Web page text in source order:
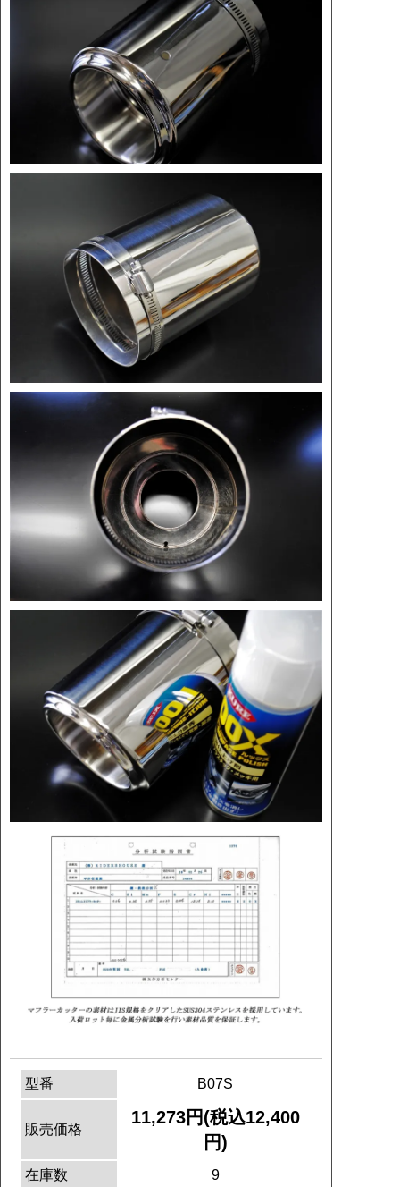
型番 B07S
販売価格
11,273円(税込12,400
円)
在庫数 9